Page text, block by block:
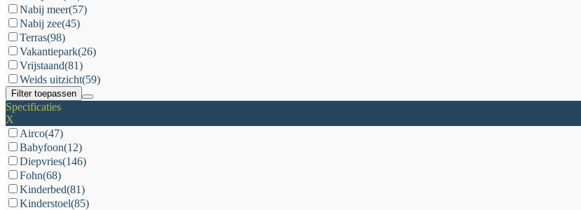
Nabij meer(57)
Nabij zee(45)
Terras(98)
Vakantiepark(26)
Vrijstaand(81)
Weids uitzicht(59)
Filter toepassen
Specificaties
X
Airco(47)
Babyfoon(12)
Diepvries(146)
Fohn(68)
Kinderbed(81)
Kinderstoel(85)